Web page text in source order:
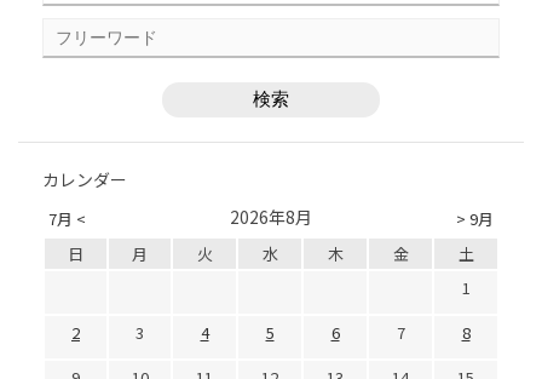
カレンダー
7月 < > 9月
2026年8月
日 月 火 水 木 金
土
1
2
3 4 5 6 7
8